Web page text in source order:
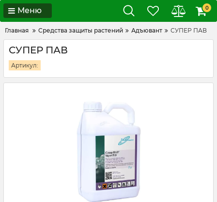
Меню 0
Главная Средства защиты растений Адъювант СУПЕР ПАВ
СУПЕР ПАВ
Артикул: